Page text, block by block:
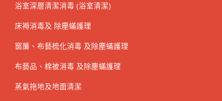
浴室深層清潔消毒 (浴室清潔)
床褥消毒及 除塵蟎護理
窗簾、布藝梳化消毒 及除塵蟎護理
布藝品、棉被消毒 及除塵蟎護理
蒸氣拖地及地面清潔